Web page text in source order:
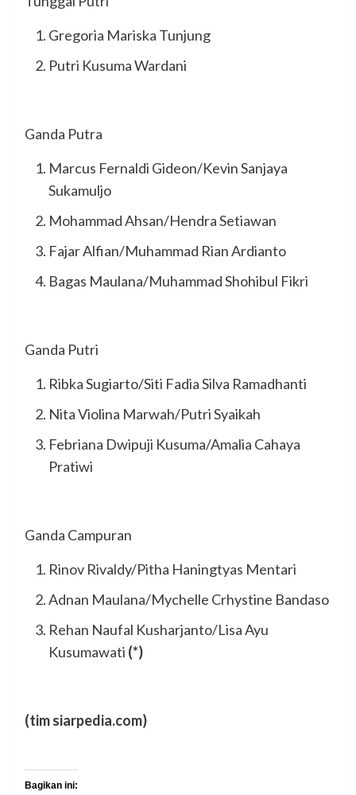
Gregoria Mariska Tunjung
Putri Kusuma Wardani
Ganda Putra
Marcus Fernaldi Gideon/Kevin Sanjaya
Sukamuljo
Mohammad Ahsan/Hendra Setiawan
Fajar Alfian/Muhammad Rian Ardianto
Bagas Maulana/Muhammad Shohibul Fikri
Ganda Putri
Ribka Sugiarto/Siti Fadia Silva Ramadhanti
Nita Violina Marwah/Putri Syaikah
Febriana Dwipuji Kusuma/Amalia Cahaya
Pratiwi
Ganda Campuran
Rinov Rivaldy/Pitha Haningtyas Mentari
Adnan Maulana/Mychelle Crhystine Bandaso
Rehan Naufal Kusharjanto/Lisa Ayu
Kusumawati (*)
(tim siarpedia.com)
Bagikan ini: